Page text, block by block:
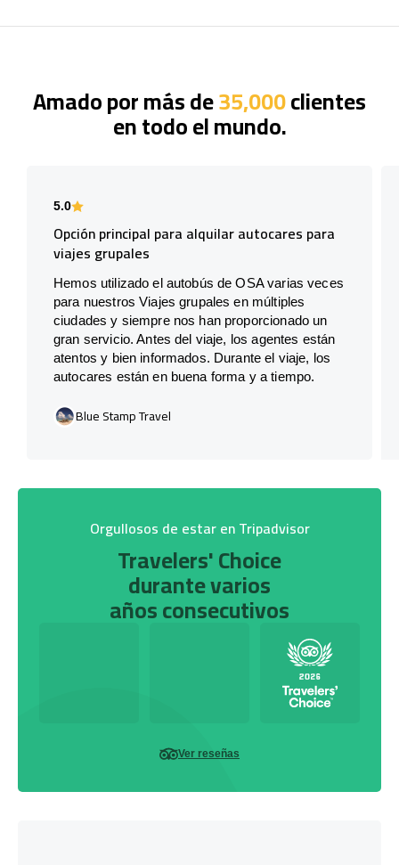
Amado por más de35,000clientes
en todo el mundo.
5.0
Opción principal para alquilar autocares para
viajes grupales
Hemos utilizado el autobús de OSA varias veces
para nuestros Viajes grupales en múltiples
ciudades y siempre nos han proporcionado un
gran servicio. Antes del viaje, los agentes están
atentos y bien informados. Durante el viaje, los
autocares están en buena forma y a tiempo.
Blue Stamp Travel
Orgullosos de estar en Tripadvisor
Travelers' Choice
durante varios
años consecutivos
Ver reseñas